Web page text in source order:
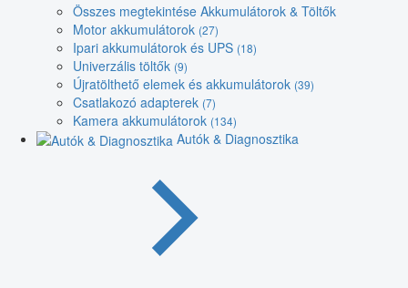
Összes megtekintése Akkumulátorok & Töltők
Motor akkumulátorok (27)
Ipari akkumulátorok és UPS (18)
Univerzális töltők (9)
Újratölthető elemek és akkumulátorok (39)
Csatlakozó adapterek (7)
Kamera akkumulátorok (134)
Autók & Diagnosztika